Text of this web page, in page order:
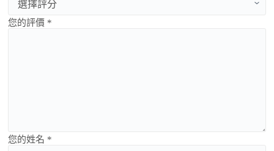
您的評價 *
您的姓名 *